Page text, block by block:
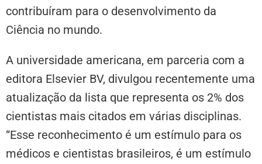
contribuíram para o desenvolvimento da
Ciência no mundo.
A universidade americana, em parceria com a
editora Elsevier BV, divulgou recentemente uma
atualização da lista que representa os 2% dos
cientistas mais citados em várias disciplinas.
“Esse reconhecimento é um estímulo para os
médicos e cientistas brasileiros, é um estímulo